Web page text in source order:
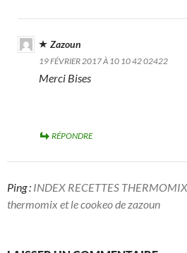
Zazoun
19 FÉVRIER 2017 À 10 10 42 02422
Merci Bises
RÉPONDRE
Ping : INDEX RECETTES
thermomix et le cookeo de zazoun